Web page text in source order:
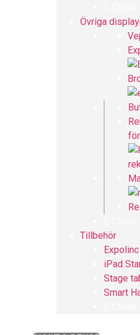
Övriga
Tillbehör
iPad
Stage
Smart